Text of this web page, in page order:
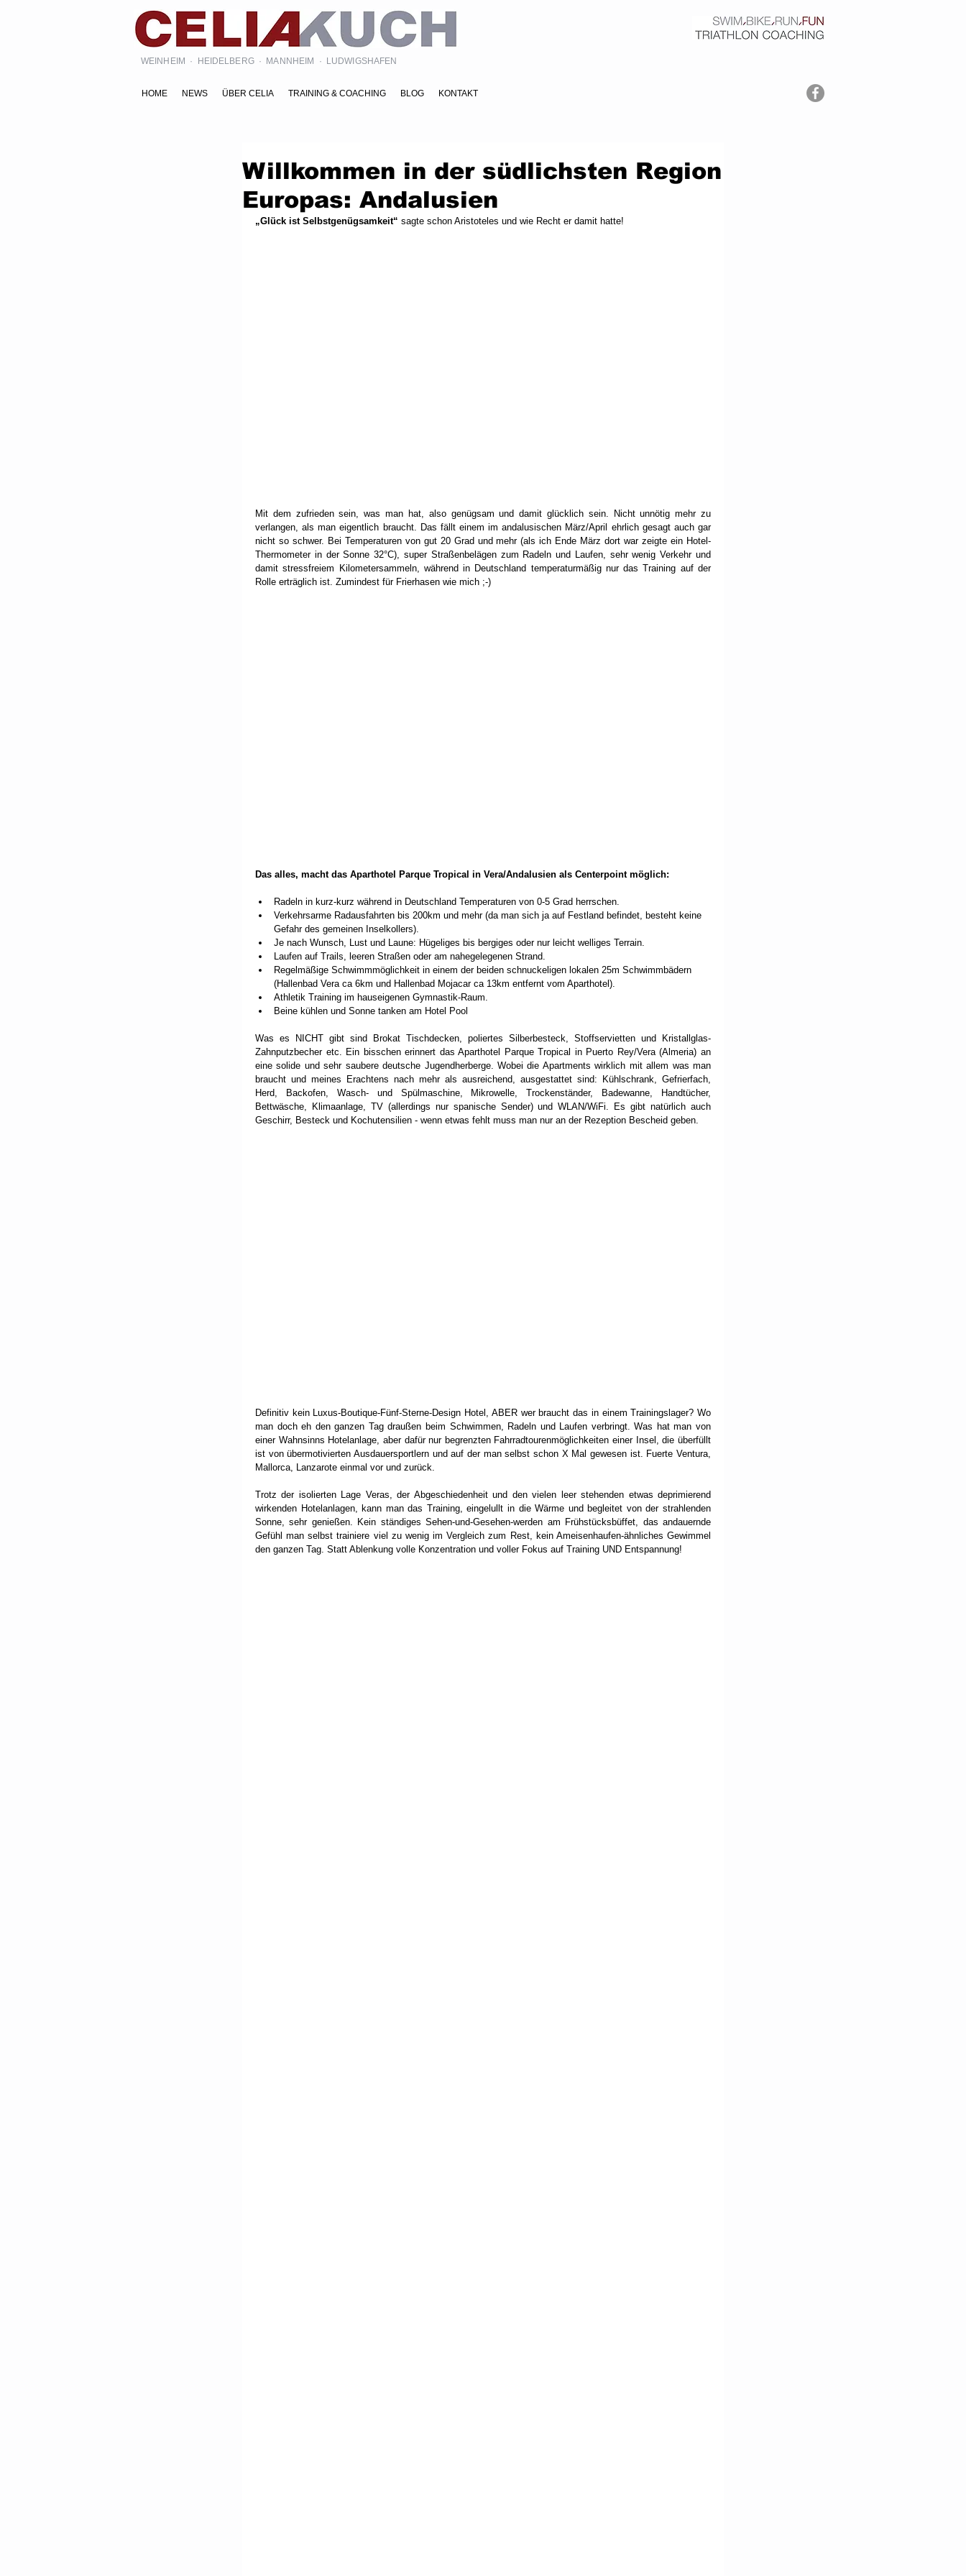
WEINHEIM · HEIDELBERG · MANNHEIM · LUDWIGSHAFEN
HOME NEWS ÜBER CELIA TRAINING & COACHING BLOG KONTAKT
Willkommen in der südlichsten Region
Europas: Andalusien
„Glück ist Selbstgenügsamkeit“ sagte schon Aristoteles und wie Recht er damit hatte!
Mit dem zufrieden sein, was man hat, also genügsam und damit glücklich sein. Nicht unnötig mehr zu
verlangen, als man eigentlich braucht. Das fällt einem im andalusischen März/April ehrlich gesagt auch gar
nicht so schwer. Bei Temperaturen von gut 20 Grad und mehr (als ich Ende März dort war zeigte ein Hotel-
Thermometer in der Sonne 32°C), super Straßenbelägen zum Radeln und Laufen, sehr wenig Verkehr und
damit stressfreiem Kilometersammeln, während in Deutschland temperaturmäßig nur das Training auf der
Rolle erträglich ist. Zumindest für Frierhasen wie mich ;-)
Das alles, macht das Aparthotel Parque Tropical in Vera/Andalusien als Centerpoint möglich:
Radeln in kurz-kurz während in Deutschland Temperaturen von 0-5 Grad herrschen.
Verkehrsarme Radausfahrten bis 200km und mehr (da man sich ja auf Festland befindet, besteht keine
Gefahr des gemeinen Inselkollers).
Je nach Wunsch, Lust und Laune: Hügeliges bis bergiges oder nur leicht welliges Terrain.
Laufen auf Trails, leeren Straßen oder am nahegelegenen Strand.
Regelmäßige Schwimmmöglichkeit in einem der beiden schnuckeligen lokalen 25m Schwimmbädern
(Hallenbad Vera ca 6km und Hallenbad Mojacar ca 13km entfernt vom Aparthotel).
Athletik Training im hauseigenen Gymnastik-Raum.
Beine kühlen und Sonne tanken am Hotel Pool
Was es NICHT gibt sind Brokat Tischdecken, poliertes Silberbesteck, Stoffservietten und Kristallglas-
Zahnputzbecher etc. Ein bisschen erinnert das Aparthotel Parque Tropical in Puerto Rey/Vera (Almeria) an
eine solide und sehr saubere deutsche Jugendherberge. Wobei die Apartments wirklich mit allem was man
braucht und meines Erachtens nach mehr als ausreichend, ausgestattet sind: Kühlschrank, Gefrierfach,
Herd, Backofen, Wasch- und Spülmaschine, Mikrowelle, Trockenständer, Badewanne, Handtücher,
Bettwäsche, Klimaanlage, TV (allerdings nur spanische Sender) und WLAN/WiFi. Es gibt natürlich auch
Geschirr, Besteck und Kochutensilien - wenn etwas fehlt muss man nur an der Rezeption Bescheid geben.
Definitiv kein Luxus-Boutique-Fünf-Sterne-Design Hotel, ABER wer braucht das in einem Trainingslager? Wo
man doch eh den ganzen Tag draußen beim Schwimmen, Radeln und Laufen verbringt. Was hat man von
einer Wahnsinns Hotelanlage, aber dafür nur begrenzten Fahrradtourenmöglichkeiten einer Insel, die überfüllt
ist von übermotivierten Ausdauersportlern und auf der man selbst schon X Mal gewesen ist. Fuerte Ventura,
Mallorca, Lanzarote einmal vor und zurück.
Trotz der isolierten Lage Veras, der Abgeschiedenheit und den vielen leer stehenden etwas deprimierend
wirkenden Hotelanlagen, kann man das Training, eingelullt in die Wärme und begleitet von der strahlenden
Sonne, sehr genießen. Kein ständiges Sehen-und-Gesehen-werden am Frühstücksbüffet, das andauernde
Gefühl man selbst trainiere viel zu wenig im Vergleich zum Rest, kein Ameisenhaufen-ähnliches Gewimmel
den ganzen Tag. Statt Ablenkung volle Konzentration und voller Fokus auf Training UND Entspannung!